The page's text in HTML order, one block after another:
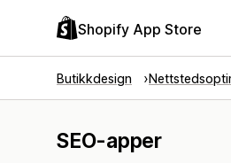
Shopify App Store
Butikkdesign
SEO-apper